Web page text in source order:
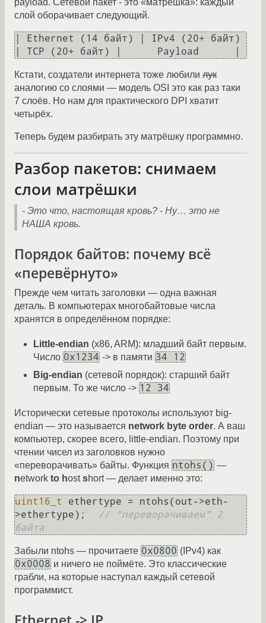
payload. Сетевой пакет - это «матрёшка»: каждый
слой оборачивает следующий.
| Ethernet (14 байт) | IPv4 (20+ байт)
Кстати, создатели интернета тоже любили лук
аналогию со слоями — модель OSI это как раз таки
7 слоёв. Но нам для практического DPI хватит
четырёх.
Теперь будем разбирать эту матрёшку программно.
Разбор пакетов: снимаем
слои матрёшки
- Это что, настоящая кровь? - Ну… это не
НАША кровь.
Порядок байтов: почему всё
«перевёрнуто»
Прежде чем читать заголовки — одна важная
деталь. В компьютерах многобайтовые числа
хранятся в определённом порядке:
Little-endian (x86, ARM): младший байт первым.
Число 0x1234 -> в памяти 34 12
Big-endian (сетевой порядок): старший байт
первым. То же число -> 12 34
Исторически сетевые протоколы используют big-
endian — это называется network byte order. А ваш
компьютер, скорее всего, little-endian. Поэтому при
чтении чисел из заголовков нужно
«переворачивать» байты. Функция ntohs() —
network to hostshort — делает именно это:
uint16_t
ethertype = ntohs(out->eth-
>ethertype);
// "переворачиваем" 2
байта
Забыли ntohs — прочитаете 0x0800 (IPv4) как
0x0008 и ничего не поймёте. Это классические
грабли, на которые наступал каждый сетевой
программист.